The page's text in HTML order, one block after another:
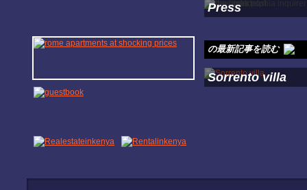
Press
の最新記事を読む
Sorrento villa